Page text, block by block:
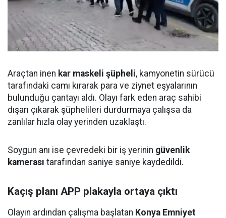
Araçtan inen kar maskeli şüpheli, kamyonetin sürücü
tarafındaki camı kırarak para ve ziynet eşyalarının
bulunduğu çantayı aldı. Olayı fark eden araç sahibi
dışarı çıkarak şüphelileri durdurmaya çalışsa da
zanlılar hızla olay yerinden uzaklaştı.
Soygun anı ise çevredeki bir iş yerinin güvenlik
kamerası tarafından saniye saniye kaydedildi.
Kaçış planı APP plakayla ortaya çıktı
Olayın ardından çalışma başlatan Konya Emniyet